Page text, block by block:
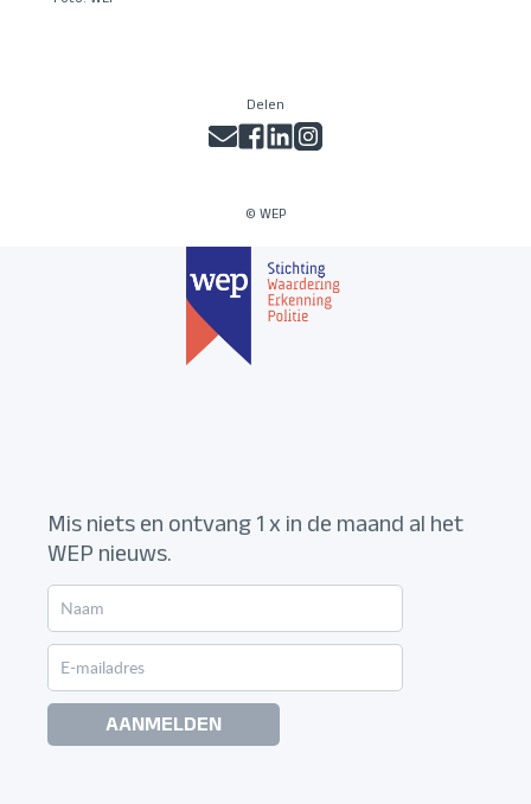
Delen
© WEP
Mis niets en ontvang 1 x in de maand al het
WEP nieuws.
AANMELDEN